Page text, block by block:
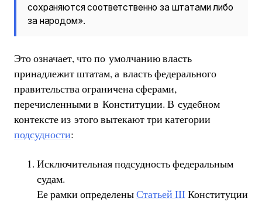
сохраняются соответственно за штатами либо
за народом».
Это означает, что по умолчанию власть
принадлежит штатам, а власть федерального
правительства ограничена сферами,
перечисленными в Конституции. В судебном
контексте из этого вытекают три категории
подсудности:
Исключительная подсудность федеральным
судам.
Ее рамки определеныСтатьей IIIКонституции